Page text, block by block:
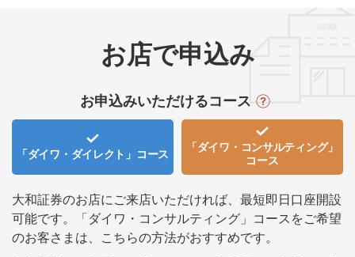
お店で申込み
お申込みいただけるコース
「ダイワ・ダイレクト」 コース
「ダイワ・コンサルティング」
コース
大和証券のお店にご来店いただければ、最短即日口座開設
可能です。
「ダイワ・コンサルティング」コースをご希望
のお客さまは、こちらの方法がおすすめです。